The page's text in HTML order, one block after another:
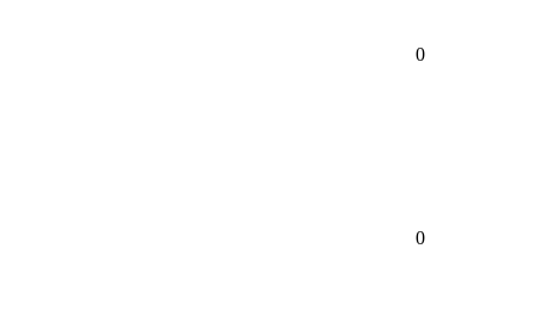
0
0